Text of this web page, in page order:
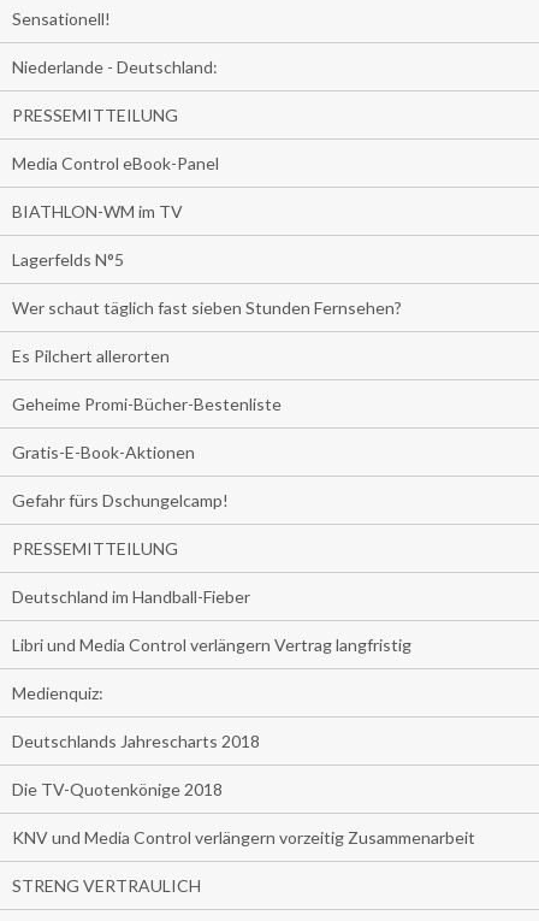
Sensationell!
Niederlande - Deutschland:
PRESSEMITTEILUNG
Media Control eBook-Panel
BIATHLON-WM im TV
Lagerfelds N°5
Wer schaut täglich fast sieben Stunden Fernsehen?
Es Pilchert allerorten
Geheime Promi-Bücher-Bestenliste
Gratis-E-Book-Aktionen
Gefahr fürs Dschungelcamp!
PRESSEMITTEILUNG
Deutschland im Handball-Fieber
Libri und Media Control verlängern Vertrag langfristig
Medienquiz:
Deutschlands Jahrescharts 2018
Die TV-Quotenkönige 2018
KNV und Media Control verlängern vorzeitig Zusammenarbeit
STRENG VERTRAULICH